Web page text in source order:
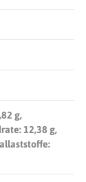
g,
12,38 g,